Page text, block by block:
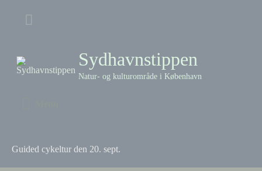
Above
Sydhavnstippen
Natur- og kulturområde i København
Guided cykeltur den 20. sept.